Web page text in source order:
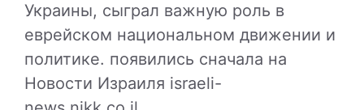
Украины, сыграл важную роль в
еврейском национальном движении и
политике. появились сначала на
Новости Израиля israeli-